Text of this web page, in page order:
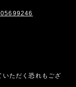
いただく恐れもござ